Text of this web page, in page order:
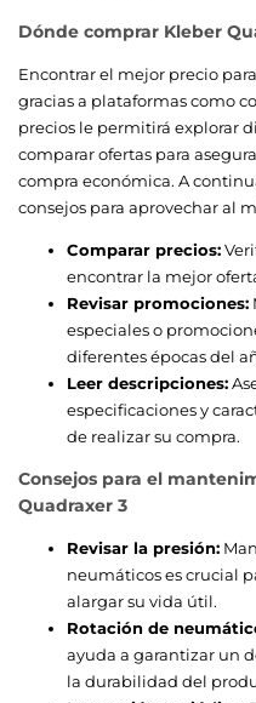
Dónde comprar Kleber
Encontrar el mejor precio
gracias a plataformas como
precios le permitirá explorar
comparar ofertas para
compra económica. A
consejos para aprovechar al
Comparar precios:
encontrar la mejor
Revisar promociones:
especiales o
diferentes épocas del
Leer descripciones:
especificaciones y
de realizar su compra.
Consejos para el
Quadraxer 3
Revisar la presión:
neumáticos es crucial
alargar su vida útil.
Rotación de
ayuda a garantizar un
la durabilidad del